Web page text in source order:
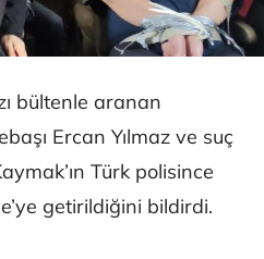
bültenle aranan
Ercan Yılmaz ve suç
Türk polisince
getirildiğini bildirdi.